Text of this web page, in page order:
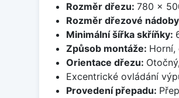
Rozměr dřezu: 780 x
Rozměr dřezové
Minimální šířka skříňky:
Způsob montáže: Horní,
Orientace dřezu:
Excentrické ovládání
Provedení přepadu: